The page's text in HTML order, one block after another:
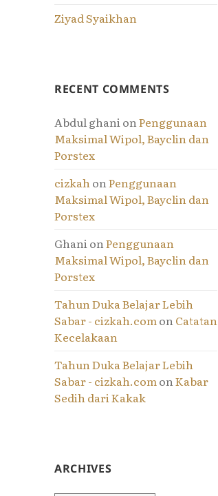
Ziyad Syaikhan
RECENT COMMENTS
Abdul ghanionPenggunaan
Maksimal Wipol, Bayclin dan
Porstex
cizkahonPenggunaan
Maksimal Wipol, Bayclin dan
Porstex
GhanionPenggunaan
Maksimal Wipol, Bayclin dan
Porstex
Tahun Duka Belajar Lebih
Sabar - cizkah.comonCatatan
Kecelakaan
Tahun Duka Belajar Lebih
Sabar - cizkah.comonKabar
Sedih dari Kakak
ARCHIVES